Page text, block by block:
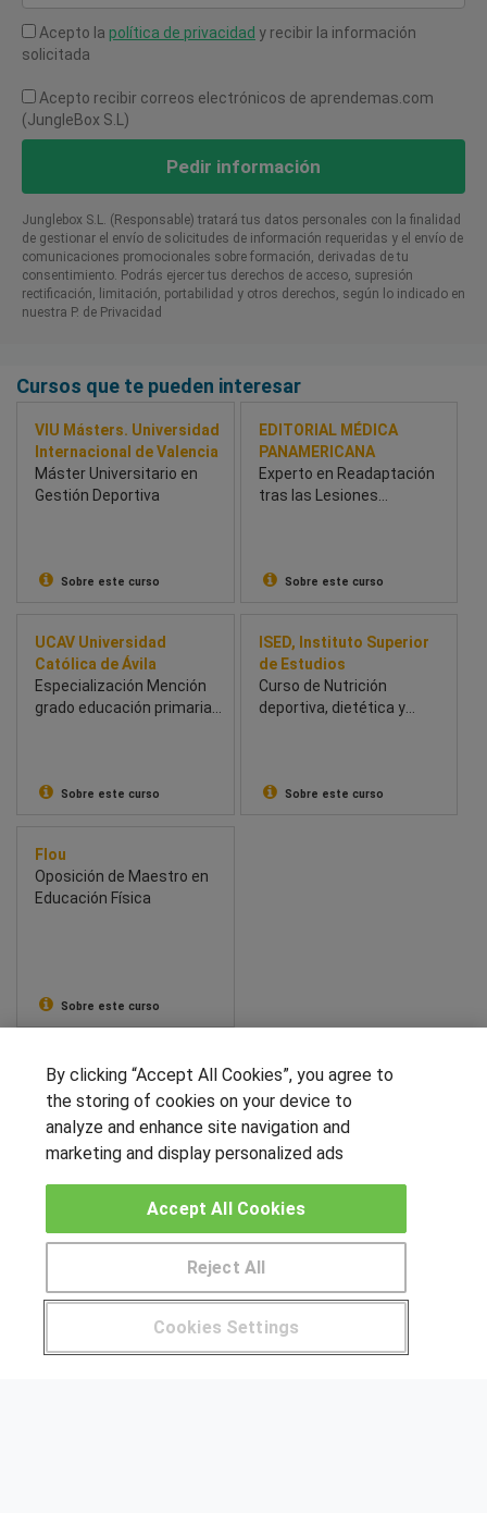
Acepto la política de privacidad y recibir la información
solicitada
Acepto recibir correos electrónicos de aprendemas.com
(JungleBox S.L)
Pedir información
Junglebox S.L. (Responsable) tratará tus datos personales con la finalidad
de gestionar el envío de solicitudes de información requeridas y el envío de
comunicaciones promocionales sobre formación, derivadas de tu
consentimiento. Podrás ejercer tus derechos de acceso, supresión
rectificación, limitación, portabilidad y otros derechos, según lo indicado en
nuestra P. de Privacidad​
Cursos que te pueden interesar
VIU Másters. Universidad
Internacional de Valencia
Máster Universitario en
Gestión Deportiva
Sobre este curso
EDITORIAL MÉDICA
PANAMERICANA
Experto en Readaptación
tras las Lesiones
Sobre este curso
UCAV Universidad
Católica de Ávila
Especialización Mención
grado educación primaria,
Sobre este curso
ISED, Instituto Superior
de Estudios
Curso de Nutrición
deportiva, dietética y
Sobre este curso
Flou
Oposición de Maestro en
Educación Física
Sobre este curso
Pide más información al centro
¿Tienes alguna duda? 900 264 357
SÍGUENOS EN LAS REDES
OTROS GRUPOS DE INTERES
Muro de los idiomas
Hablemos de empleo
Locos por las becas
CENTROS DE FORMACIÓN
By clicking “Accept All Cookies”, you agree to
the storing of cookies on your device to
analyze and enhance site navigation and
marketing and display personalized ads
Cookies Settings
Reject All
Accept All Cookies